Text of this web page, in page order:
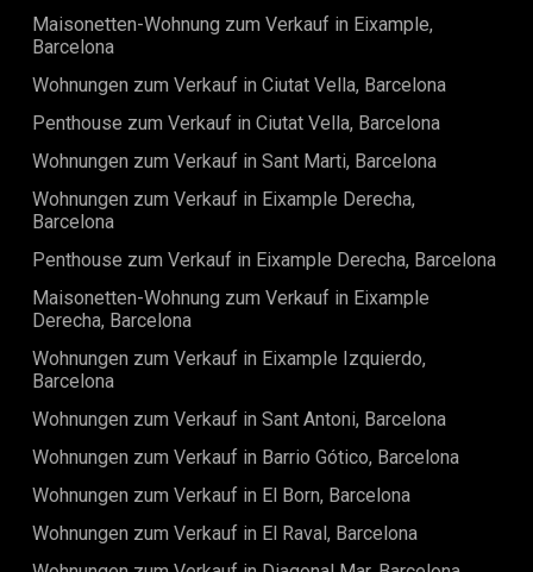
Kilometer von der Goldenen Meile Marbellas
entfernt.Verpassen Sie nicht die Gelegenheit, dieses
machen. Entdecken Sie das perfekte Gleichgewicht
Maisonetten-Wohnung zum Verkauf in Eixample,
Barcelona
Wohnungen zum Verkauf in Ciutat Vella, Barcelona
Penthouse zum Verkauf in Ciutat Vella, Barcelona
Wohnungen zum Verkauf in Sant Marti, Barcelona
Wohnungen zum Verkauf in Eixample Derecha,
Barcelona
Penthouse zum Verkauf in Eixample Derecha, Barcelona
Maisonetten-Wohnung zum Verkauf in Eixample
Derecha, Barcelona
Wohnungen zum Verkauf in Eixample Izquierdo,
Barcelona
Wohnungen zum Verkauf in Sant Antoni, Barcelona
Wohnungen zum Verkauf in Barrio Gótico, Barcelona
Wohnungen zum Verkauf in El Born, Barcelona
Wohnungen zum Verkauf in El Raval, Barcelona